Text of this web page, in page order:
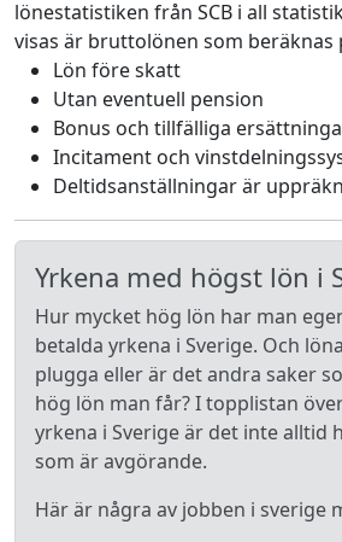
lönestatistiken från SCB i all
visas är bruttolönen som beräknas
Lön före skatt
Utan eventuell pension
Bonus och tillfälliga
Incitament och
Deltidsanställningar är
Yrkena med högst lön i
Hur mycket hög lön har man
betalda yrkena i Sverige. Och
plugga eller är det andra saker
hög lön man får? I topplistan
yrkena i Sverige är det inte alltid
som är avgörande.
Här är några av jobben i sverige